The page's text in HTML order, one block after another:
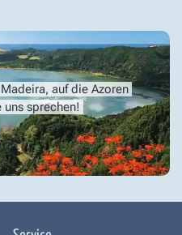
auf die Azoren
uns sprechen!